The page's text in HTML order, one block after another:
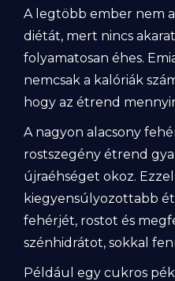
A legtöbb ember nem
diétát, mert nincs
folyamatosan éhes.
nemcsak a kalóriák
hogy az étrend
A nagyon alacsony
rostszegény étrend
újraéhséget okoz.
kiegyensúlyozottabb
fehérjét, rostot és
szénhidrátot, sokkal
Például egy cukros